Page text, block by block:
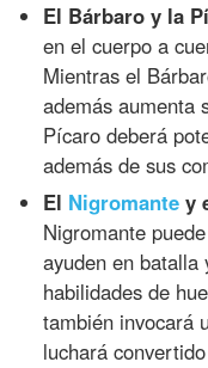
El Bárbaro y la
en el cuerpo a
Mientras el
además aumenta
Pícaro deberá
además de sus
El Nigromante y
Nigromante
ayuden en
habilidades de
también invocará
luchará